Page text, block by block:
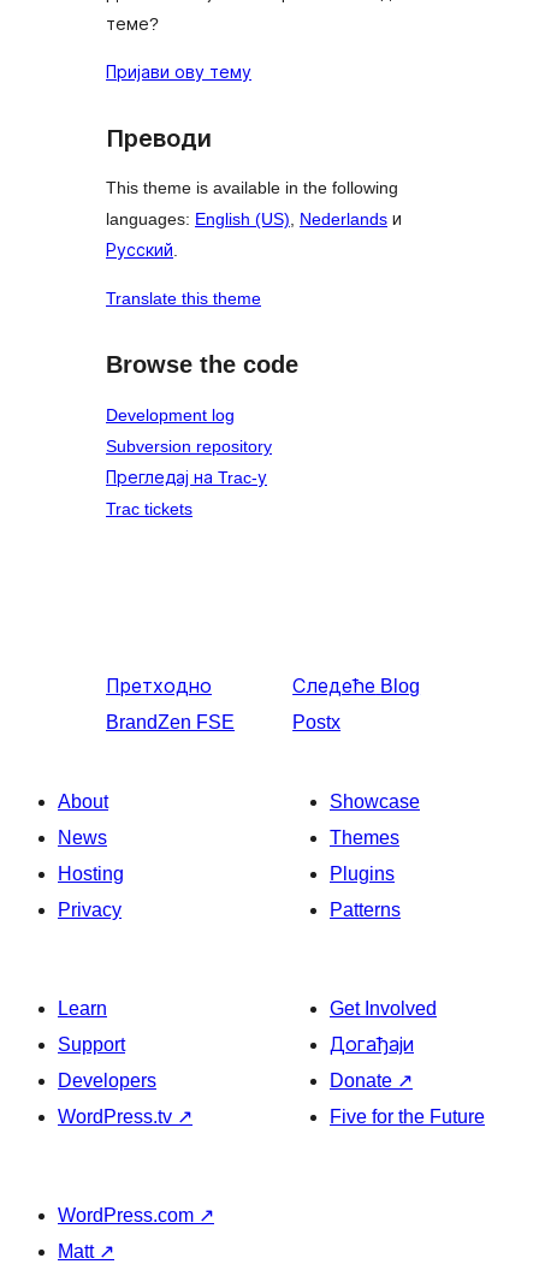
теме?
Пријави ову тему
Преводи
This theme is available in the following
languages: English (US), Nederlands и
Русский.
Translate this theme
Browse the code
Development log
Subversion repository
Прегледај на Trac-у
Trac tickets
Претходно
BrandZen FSE
Следеће Blog
Postx
About
News
Hosting
Privacy
Showcase
Themes
Plugins
Patterns
Learn
Support
Developers
WordPress.tv ↗
Get Involved
Догађаји
Donate ↗
Five for the Future
WordPress.com ↗
Matt ↗